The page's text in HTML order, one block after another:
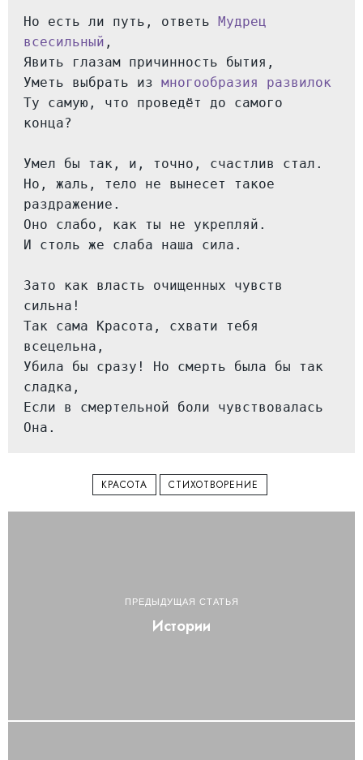
Но есть ли путь, ответь Мудрец
всесильный ,
Явить глазам причинность бытия,
Уметь выбрать из многообразия развилок
Ту самую, что проведёт до самого
конца?
Умел бы так, и, точно, счастлив стал.
Но, жаль, тело не вынесет такое
раздражение.
Оно слабо, как ты не укрепляй.
И столь же слаба наша сила.
Зато как власть очищенных чувств
сильна!
Так сама Красота, схвати тебя
всецельна,
Убила бы сразу! Но смерть была бы так
сладка,
Если в смертельной боли чувствовалась
Она.
КРАСОТА СТИХОТВОРЕНИЕ
ПРЕДЫДУЩАЯ СТАТЬЯ
Истории